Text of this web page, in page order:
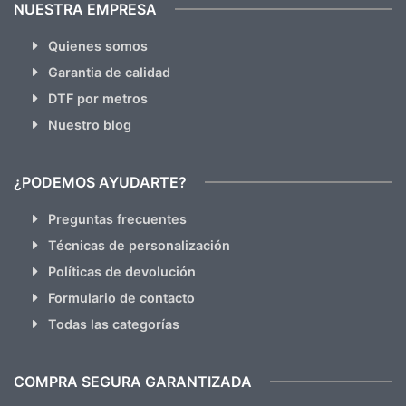
NUESTRA EMPRESA
Quienes somos
Garantia de calidad
DTF por metros
Nuestro blog
¿PODEMOS AYUDARTE?
Preguntas frecuentes
Técnicas de personalización
Políticas de devolución
Formulario de contacto
Todas las categorías
COMPRA SEGURA GARANTIZADA